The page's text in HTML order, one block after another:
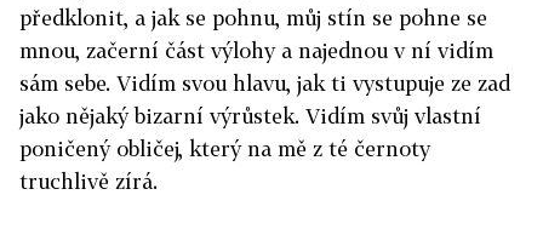
předklonit, a jak se pohnu, můj stín se pohne se
mnou, začerní část výlohy a najednou v ní vidím
sám sebe. Vidím svou hlavu, jak ti vystupuje ze zad
jako nějaký bizarní výrůstek. Vidím svůj vlastní
poničený obličej, který na mě z té černoty
truchlivě zírá.